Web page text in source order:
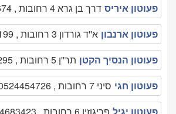
פעוטון איריס דרך בן גרא 4 רחובות , 089351674
פעוטון ארנבון א''ד גורדון 3 רחובות , 052-8461199
פעוטון הנסיך הקטן תר''ן 5 רחובות , 089354295
פעוטון חגי סיני 7 רחובות , 0524454726